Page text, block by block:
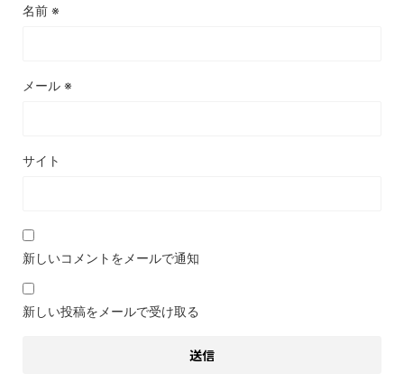
名前 ※
メール ※
サイト
新しいコメントをメールで通知
新しい投稿をメールで受け取る